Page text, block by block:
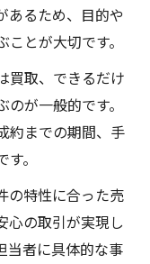
あるため、目的や
とが大切です。
買取、できるだけ
が一般的です。
約までの期間、手
。
の特性に合った売
心の取引が実現し
当者に具体的な事